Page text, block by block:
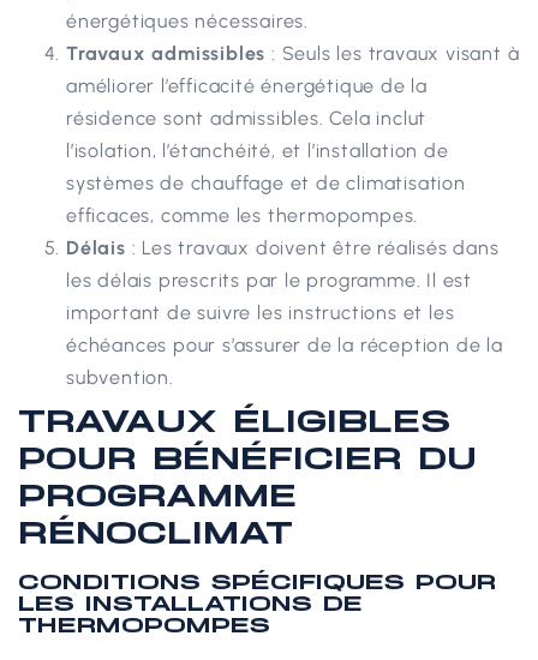
énergétiques nécessaires.
Travaux admissibles : Seuls les travaux visant à
améliorer l’efficacité énergétique de la
résidence sont admissibles. Cela inclut
l’isolation, l’étanchéité, et l’installation de
systèmes de chauffage et de climatisation
efficaces, comme les thermopompes.
Délais : Les travaux doivent être réalisés dans
les délais prescrits par le programme. Il est
important de suivre les instructions et les
échéances pour s’assurer de la réception de la
subvention.
TRAVAUX ÉLIGIBLES
POUR BÉNÉFICIER DU
PROGRAMME
RÉNOCLIMAT
CONDITIONS SPÉCIFIQUES POUR
LES INSTALLATIONS DE
THERMOPOMPES